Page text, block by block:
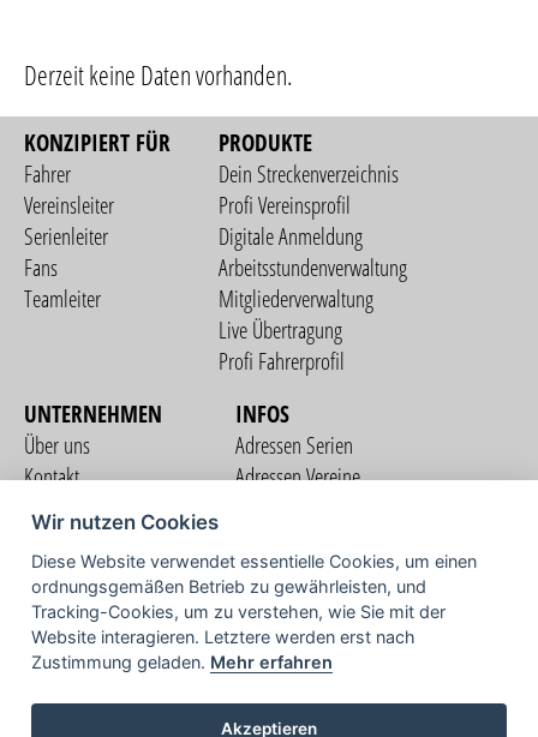
Derzeit keine Daten vorhanden.
KONZIPIERT FÜR
Fahrer
Vereinsleiter
Serienleiter
Fans
Teamleiter
PRODUKTE
Dein Streckenverzeichnis
Profi Vereinsprofil
Digitale Anmeldung
Arbeitsstundenverwaltung
Mitgliederverwaltung
Live Übertragung
Profi Fahrerprofil
UNTERNEHMEN
Über uns
Kontakt
Nutzungsbedingungen
Datenschutzerklärung
Impressum
INFOS
Adressen Serien
Adressen Vereine
COMMUNITY
TV
Wir nutzen Cookies
Diese Website verwendet essentielle Cookies, um einen
ordnungsgemäßen Betrieb zu gewährleisten, und
Tracking-Cookies, um zu verstehen, wie Sie mit der
Website interagieren. Letztere werden erst nach
Zustimmung geladen. Mehr erfahren
Akzeptieren